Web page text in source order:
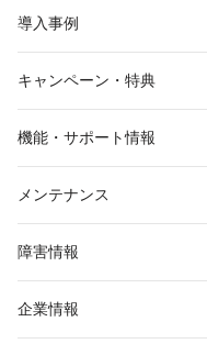
導入事例
キャンペーン・特典
機能・サポート情報
メンテナンス
障害情報
企業情報